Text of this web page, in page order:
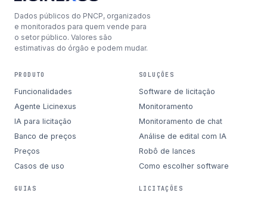
Dados públicos do PNCP, organizados
e monitorados para quem vende para
o setor público. Valores são
estimativas do órgão e podem mudar.
PRODUTO
Funcionalidades
Agente Licinexus
IA para licitação
Banco de preços
Preços
Casos de uso
SOLUÇÕES
Software de licitação
Monitoramento
Monitoramento de chat
Análise de edital com IA
Robô de lances
Como escolher software
GUIAS LICITAÇÕES